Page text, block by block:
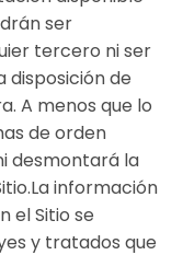
ser
tercero ni ser
disposición de
A menos que lo
de orden
desmontará la
información
el Sitio se
y tratados que